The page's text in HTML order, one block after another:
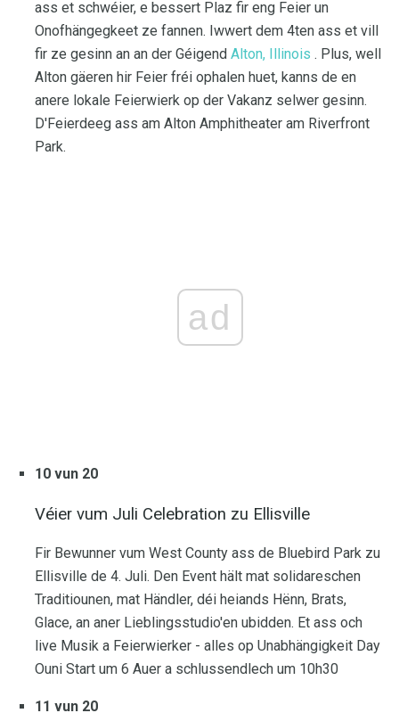
ass et schwéier, e bessert Plaz fir eng Feier un
Onofhängegkeet ze fannen. Iwwert dem 4ten ass et vill
fir ze gesinn an an der Géigend Alton, Illinois . Plus, well
Alton gäeren hir Feier fréi ophalen huet, kanns de en
anere lokale Feierwierk op der Vakanz selwer gesinn.
D'Feierdeeg ass am Alton Amphitheater am Riverfront
Park.
ad
10 vun 20
Véier vum Juli Celebration zu Ellisville
Fir Bewunner vum West County ass de Bluebird Park zu
Ellisville de 4. Juli. Den Event hält mat solidareschen
Traditiounen, mat Händler, déi heiands Hënn, Brats,
Glace, an aner Lieblingsstudio'en ubidden. Et ass och
live Musik a Feierwierker - alles op Unabhängigkeit Day
Ouni Start um 6 Auer a schlussendlech um 10h30
11 vun 20